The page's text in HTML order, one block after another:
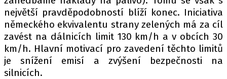
SLEDUJTE NÁS NA|
Máte příběh, fotku nebo video?
největší pravděpodobností blíží konec. Iniciativa
německého ekvivalentu strany zelených má za cíl
zavést na dálnicích limit 130 km/h a v obcích 30
km/h. Hlavní motivací pro zavedení těchto limitů
je snížení emisí a zvýšení bezpečnosti na
silnicích.